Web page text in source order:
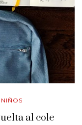
al cole